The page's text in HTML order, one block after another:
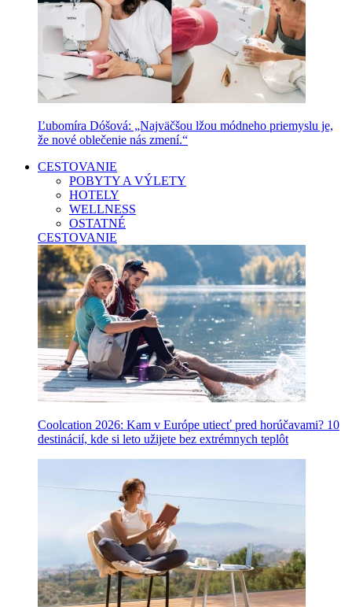
Ľubomíra Dóšová: „Najväčšou lžou módneho priemyslu je,
že nové oblečenie nás zmení.“
CESTOVANIE
POBYTY A VÝLETY
HOTELY
WELLNESS
OSTATNÉ
CESTOVANIE
Coolcation 2026: Kam v Európe utiecť pred horúčavami? 10
destinácií, kde si leto užijete bez extrémnych teplôt